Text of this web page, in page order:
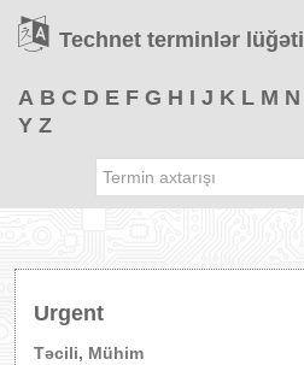
Technet terminlər lüğəti
A B C D E F G H I J K L M N
Y Z
Urgent
Təcili, Mühim